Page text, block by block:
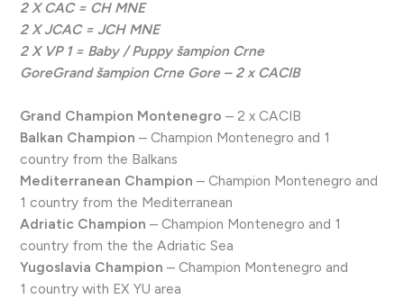
2 X CAC = CH MNE
2 X JCAC = JCH MNE
2 X VP 1 = Baby / Puppy šampion Crne
GoreGrand šampion Crne Gore – 2 x CACIB
Grand Champion Montenegro – 2 x CACIB
Balkan Champion – Champion Montenegro and 1
country from the Balkans
Mediterranean Champion – Champion Montenegro and
1 country from the Mediterranean
Adriatic Champion – Champion Montenegro and 1
country from the the Adriatic Sea
Yugoslavia Champion – Champion Montenegro and
1 country with EX YU area